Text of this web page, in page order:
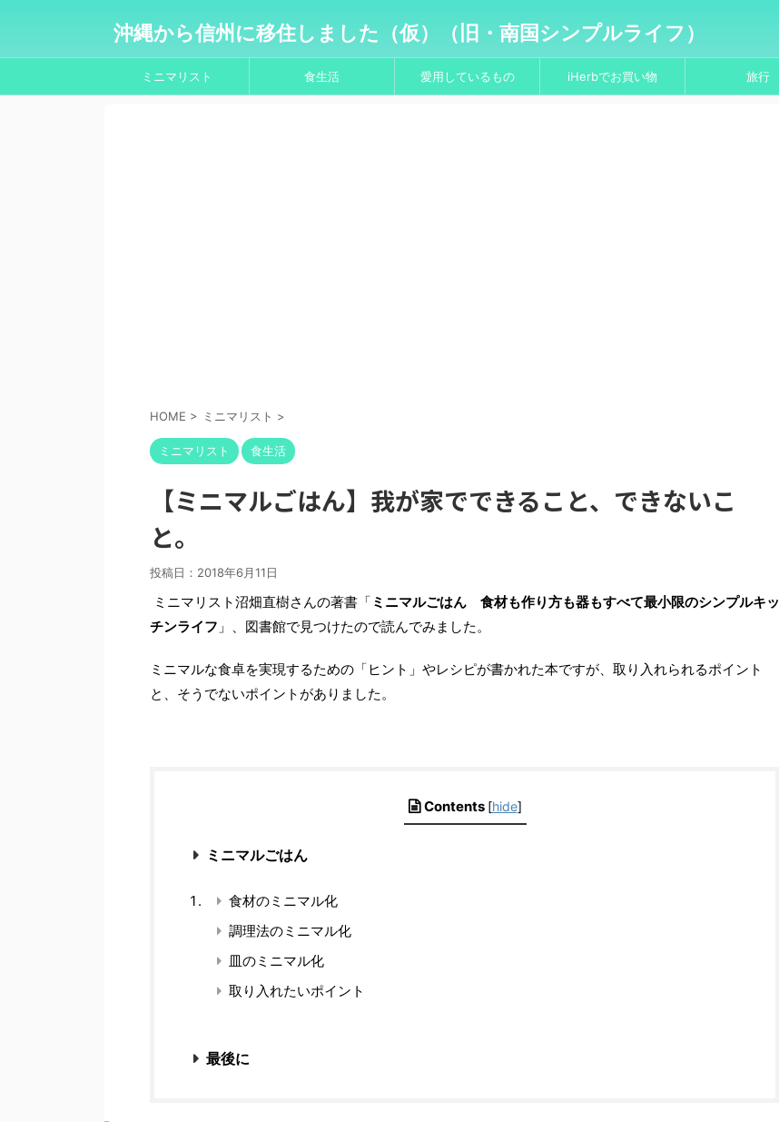
沖縄から信州に移住しました（仮）（旧・南国シンプルライフ）
ミニマリスト 食生活 愛用しているもの iHerbでお買い物 旅行
HOME > ミニマリスト >
ミニマリスト 食生活
【ミニマルごはん】我が家でできること、できないこ
と。
投稿日： 2018年6月11日
ミニマリスト沼畑直樹さんの著書「 ミニマルごはん 食材も作り方も器もすべて最小限のシンプルキッ
チンライフ 」、図書館で見つけたので読んでみました。
ミニマルな食卓を実現するための「ヒント」やレシピが書かれた本ですが、取り入れられるポイント
と、そうでないポイントがありました。
Contents [hide]
ミニマルごはん
食材のミニマル化
調理法のミニマル化
皿のミニマル化
取り入れたいポイント
最後に